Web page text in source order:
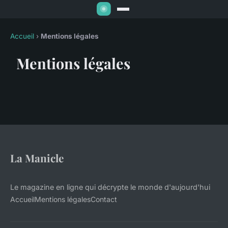
Accueil › Mentions légales
Mentions légales
La Manicle
Le magazine en ligne qui décrypte le monde d'aujourd'hui
AccueilMentions légalesContact